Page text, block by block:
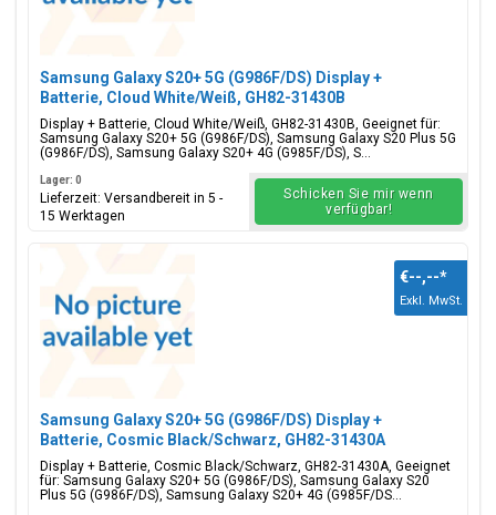
Samsung Galaxy S20+ 5G (G986F/DS) Display +
Batterie, Cloud White/Weiß, GH82-31430B
Display + Batterie, Cloud White/Weiß, GH82-31430B, Geeignet für:
Samsung Galaxy S20+ 5G (G986F/DS), Samsung Galaxy S20 Plus 5G
(G986F/DS), Samsung Galaxy S20+ 4G (G985F/DS), S...
Lager: 0
Lieferzeit: Versandbereit in 5 -
15 Werktagen
Schicken Sie mir wenn
verfügbar!
Samsung Galaxy S20+ 5G (G986F/DS) Display +
Batterie, Cosmic Black/Schwarz, GH82-31430A
Display + Batterie, Cosmic Black/Schwarz, GH82-31430A, Geeignet
für: Samsung Galaxy S20+ 5G (G986F/DS), Samsung Galaxy S20
Plus 5G (G986F/DS), Samsung Galaxy S20+ 4G (G985F/DS...
€--,--*
Exkl. MwSt.